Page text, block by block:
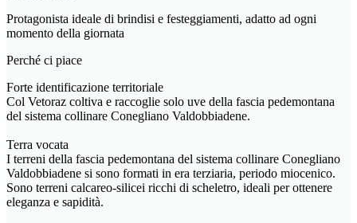
Protagonista ideale di brindisi e festeggiamenti, adatto ad ogni
momento della giornata
Perché ci piace
Forte identificazione territoriale
Col Vetoraz coltiva e raccoglie solo uve della fascia pedemontana
del sistema collinare Conegliano Valdobbiadene.
Terra vocata
I terreni della fascia pedemontana del sistema collinare Conegliano
Valdobbiadene si sono formati in era terziaria, periodo miocenico.
Sono terreni calcareo-silicei ricchi di scheletro, ideali per ottenere
eleganza e sapidità.